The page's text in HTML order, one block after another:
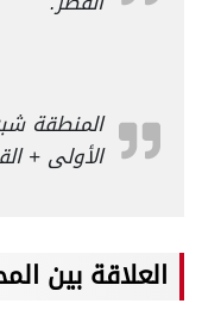
الأولى +
العلاقة بين